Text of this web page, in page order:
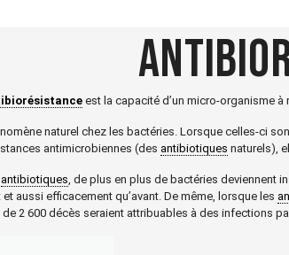
est la capacité d’un micro-organisme
naturel chez les bactéries. Lorsque celles-ci
antimicrobiennes (des antibiotiques naturels),
antibiotiques , de plus en plus de bactéries deviennent
aussi efficacement qu’avant. De même, lorsque les
2 600 décès seraient attribuables à des infections